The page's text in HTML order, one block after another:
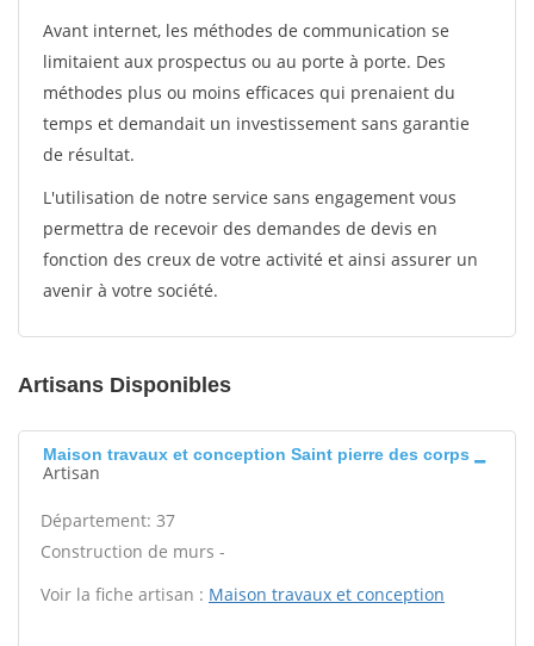
Avant internet, les méthodes de communication se
limitaient aux prospectus ou au porte à porte. Des
méthodes plus ou moins efficaces qui prenaient du
temps et demandait un investissement sans garantie
de résultat.
L'utilisation de notre service sans engagement vous
permettra de recevoir des demandes de devis en
fonction des creux de votre activité et ainsi assurer un
avenir à votre société.
Artisans Disponibles
Maison travaux et conception Saint pierre des corps
Artisan
Département: 37
Construction de murs -
Voir la fiche artisan : Maison travaux et conception